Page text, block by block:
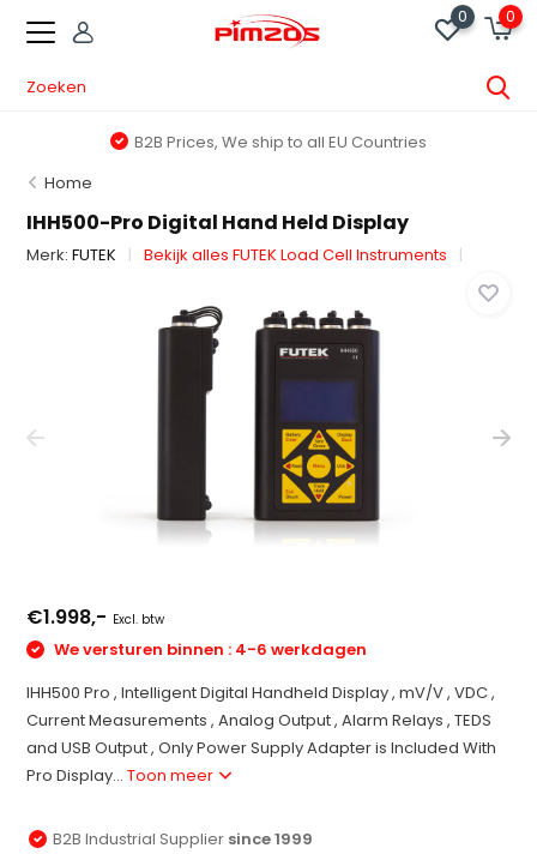
0 0
B2B Prices, We ship to all EU Countries
Home
IHH500-Pro Digital Hand Held Display
Merk:FUTEK Bekijk alles FUTEK Load Cell Instruments
€1.998,- Excl. btw
We versturen binnen : 4-6 werkdagen
IHH500 Pro , Intelligent Digital Handheld Display , mV/V , VDC ,
Current Measurements , Analog Output , Alarm Relays , TEDS
and USB Output , Only Power Supply Adapter is Included With
Pro Display...Toon meer
B2B Industrial Supplier since 1999